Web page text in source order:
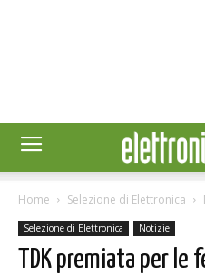
Home Selezione di Elettronica
Selezione di Elettronica Notizie
TDK premiata per le